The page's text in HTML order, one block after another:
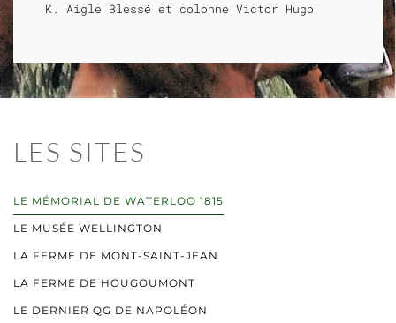
Aigle Blessé et colonne Victor Hugo
LES SITES
LE MÉMORIAL DE WATERLOO 1815
LE MUSÉE WELLINGTON
LA FERME DE MONT-SAINT-JEAN
LA FERME DE HOUGOUMONT
LE DERNIER QG DE NAPOLÉON